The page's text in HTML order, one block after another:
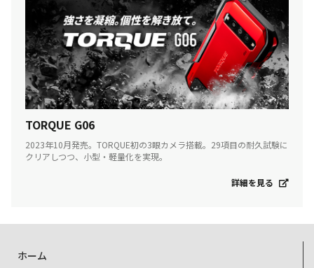
TORQUE G06
2023年10月発売。TORQUE初の3眼カメラ搭載。29項目の耐久試験に
クリアしつつ、小型・軽量化を実現。
詳細を見る
ホーム